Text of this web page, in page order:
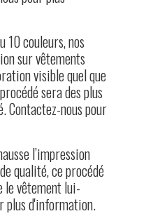
10 couleurs, nos
sur vêtements
visible quel que
sera des plus
Contactez-nous pour
l’impression
qualité, ce procédé
le vêtement lui-
plus d'information.